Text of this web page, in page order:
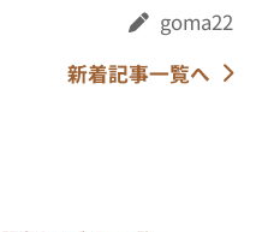
goma22
新着記事一覧へ